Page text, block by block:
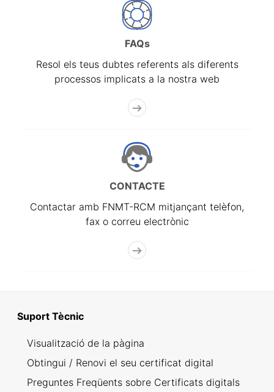
FAQs
Resol els teus dubtes referents als diferents
processos implicats a la nostra web
CONTACTE
Contactar amb FNMT-RCM mitjançant telèfon,
fax o correu electrònic
Suport Tècnic
Visualització de la pàgina
Obtingui / Renovi el seu certificat digital
Preguntes Freqüents sobre Certificats digitals